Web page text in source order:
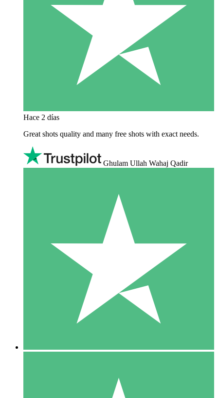
Hace 2 días
Great shots quality and many free shots with exact needs.
Ghulam Ullah Wahaj Qadir